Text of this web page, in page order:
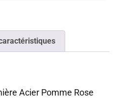
Acier Pomme Rose